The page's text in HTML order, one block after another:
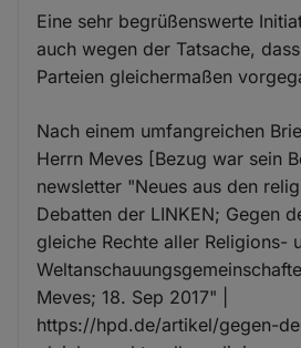
Eine sehr begrüßenswerte
auch wegen der Tatsache,
Parteien gleichermaßen
Nach einem umfangreichen
Herrn Meves [Bezug war sein
newsletter "Neues aus den
Debatten der LINKEN; Gegen
gleiche Rechte aller Religions-
Meves; 18. Sep 2017" |
https://hpd.de/artikel/gegen-